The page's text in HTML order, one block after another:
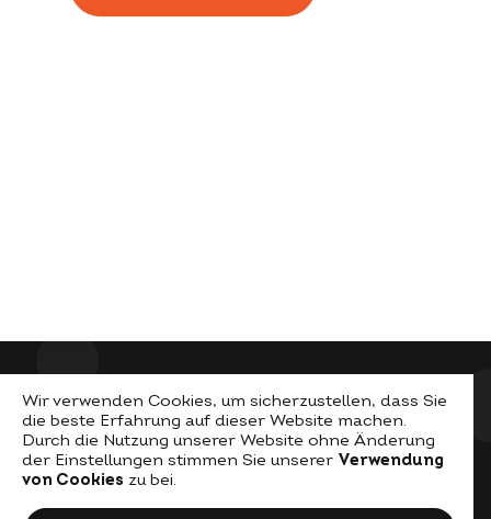
Wir verwenden Cookies, um sicherzustellen, dass Sie
die beste Erfahrung auf dieser Website machen.
Durch die Nutzung unserer Website ohne Änderung
der Einstellungen stimmen Sie unserer Verwendung
von Cookies zu bei.